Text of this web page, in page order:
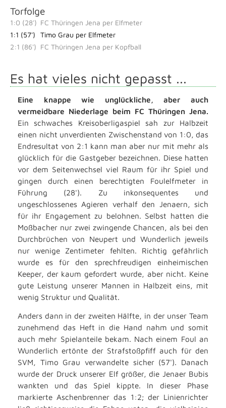
Torfolge
1:0 (28') FC Thüringen Jena per Elfmeter
1:1 (57')
Timo Grau per Elfmeter
2:1 (86') FC Thüringen Jena per Kopfball
Es hat vieles nicht gepasst ...
Eine knappe wie unglückliche, aber auch
vermeidbare Niederlage beim FC Thüringen Jena.
Ein schwaches Kreisoberligaspiel sah zur Halbzeit
einen nicht unverdienten Zwischenstand von 1:0, das
Endresultat von 2:1 kann man aber nur mit mehr als
glücklich für die Gastgeber bezeichnen. Diese hatten
vor dem Seitenwechsel viel Raum für ihr Spiel und
gingen durch einen berechtigten Foulelfmeter in
Führung (28'). Zu inkonsequentes und
ungeschlossenes Agieren verhalf den Jenaern, sich
für ihr Engagement zu belohnen. Selbst hatten die
Moßbacher nur zwei zwingende Chancen, als bei den
Durchbrüchen von Neupert und Wunderlich jeweils
nur wenige Zentimeter fehlten. Richtig gefährlich
wurde es für den sprechfreudigen einheimischen
Keeper, der kaum gefordert wurde, aber nicht. Keine
gute Leistung unserer Mannen in Halbzeit eins, mit
wenig Struktur und Qualität.
Anders dann in der zweiten Hälfte, in der unser Team
zunehmend das Heft in die Hand nahm und somit
auch mehr Spielanteile bekam. Nach einem Foul an
Wunderlich ertönte der Strafstoßpfiff auch für den
SVM, Timo Grau verwandelte sicher (57'). Danach
wurde der Druck unserer Elf größer, die Jenaer Bubis
wankten und das Spiel kippte. In dieser Phase
markierte Aschenbrenner das 1:2; der Linienrichter